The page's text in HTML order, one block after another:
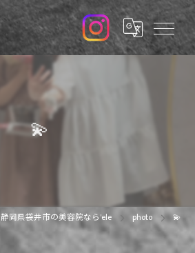
💫
静岡県袋井市の美容院なら'ele photo 💫